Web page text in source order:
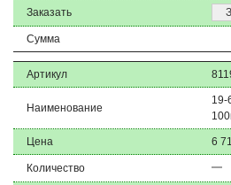
Заказать
Сумма
Артикул
Наименование
19-
Цена 6
Количество